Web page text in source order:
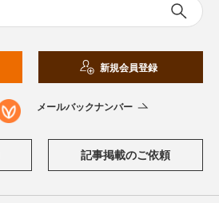
新規会員登録
メールバックナンバー
記事掲載のご依頼